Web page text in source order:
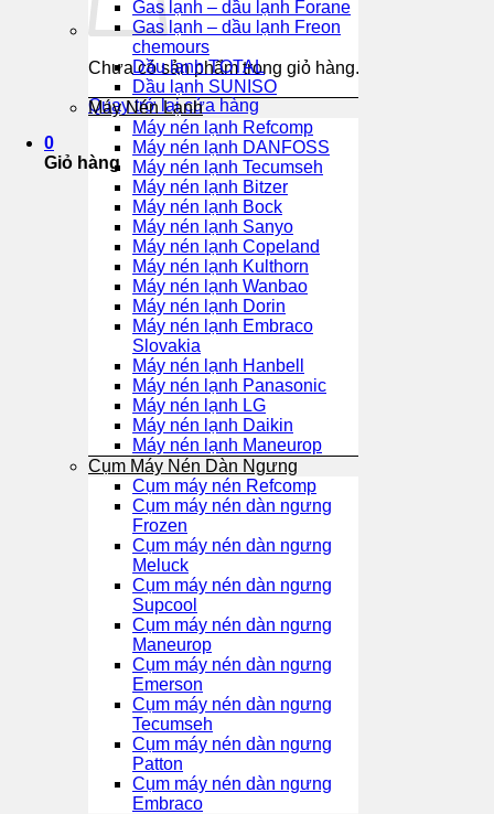
Chưa có sản phẩm trong giỏ hàng.
Quay trở lại cửa hàng
0
Giỏ hàng
Gas lạnh – dầu lạnh Forane
Gas lạnh – dầu lạnh Freon
chemours
Dầu lạnh TOTAL
Dầu lạnh SUNISO
Máy Nén Lạnh
Máy nén lạnh Refcomp
Máy nén lạnh DANFOSS
Máy nén lạnh Tecumseh
Máy nén lạnh Bitzer
Máy nén lạnh Bock
Máy nén lạnh Sanyo
Máy nén lạnh Copeland
Máy nén lạnh Kulthorn
Máy nén lạnh Wanbao
Máy nén lạnh Dorin
Máy nén lạnh Embraco
Slovakia
Máy nén lạnh Hanbell
Máy nén lạnh Panasonic
Máy nén lạnh LG
Máy nén lạnh Daikin
Máy nén lạnh Maneurop
Cụm Máy Nén Dàn Ngưng
Cụm máy nén Refcomp
Cụm máy nén dàn ngưng
Frozen
Cụm máy nén dàn ngưng
Meluck
Cụm máy nén dàn ngưng
Supcool
Cụm máy nén dàn ngưng
Maneurop
Cụm máy nén dàn ngưng
Emerson
Cụm máy nén dàn ngưng
Tecumseh
Cụm máy nén dàn ngưng
Patton
Cụm máy nén dàn ngưng
Embraco